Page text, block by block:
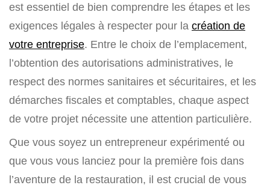
est essentiel de bien comprendre les étapes et les
exigences légales à respecter pour la création de
votre entreprise. Entre le choix de l’emplacement,
l’obtention des autorisations administratives, le
respect des normes sanitaires et sécuritaires, et les
démarches fiscales et comptables, chaque aspect
de votre projet nécessite une attention particulière.
Que vous soyez un entrepreneur expérimenté ou
que vous vous lanciez pour la première fois dans
l’aventure de la restauration, il est crucial de vous